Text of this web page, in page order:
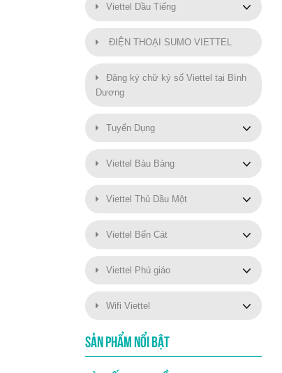
Viettel Dầu Tiếng
ĐIỆN THOẠI SUMO VIETTEL
Đăng ký chữ ký số Viettel tại Bình
Dương
Tuyển Dụng
Viettel Bàu Bàng
Viettel Thủ Dầu Một
Viettel Bến Cát
Viettel Phú giáo
Wifi Viettel
SẢN PHẨM NỔI BẬT